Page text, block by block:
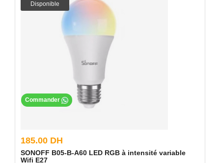
Disponible
185.00 DH
SONOFF B05-B-A60 LED RGB à intensité variable
Wifi E27
Commander